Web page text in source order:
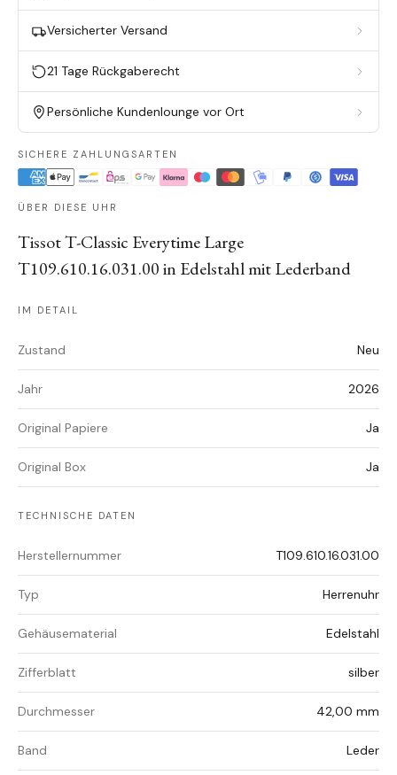
Versicherter Versand
21 Tage Rückgaberecht
Persönliche Kundenlounge vor Ort
SICHERE ZAHLUNGSARTEN
ÜBER DIESE UHR
Tissot T-Classic Everytime Large
T109.610.16.031.00 in Edelstahl mit Lederband
IM DETAIL
Zustand Neu
Jahr 2026
Original Papiere Ja
Original Box Ja
TECHNISCHE DATEN
Herstellernummer T109.610.16.031.00
Typ Herrenuhr
Gehäusematerial Edelstahl
Zifferblatt silber
Durchmesser 42,00 mm
Band Leder